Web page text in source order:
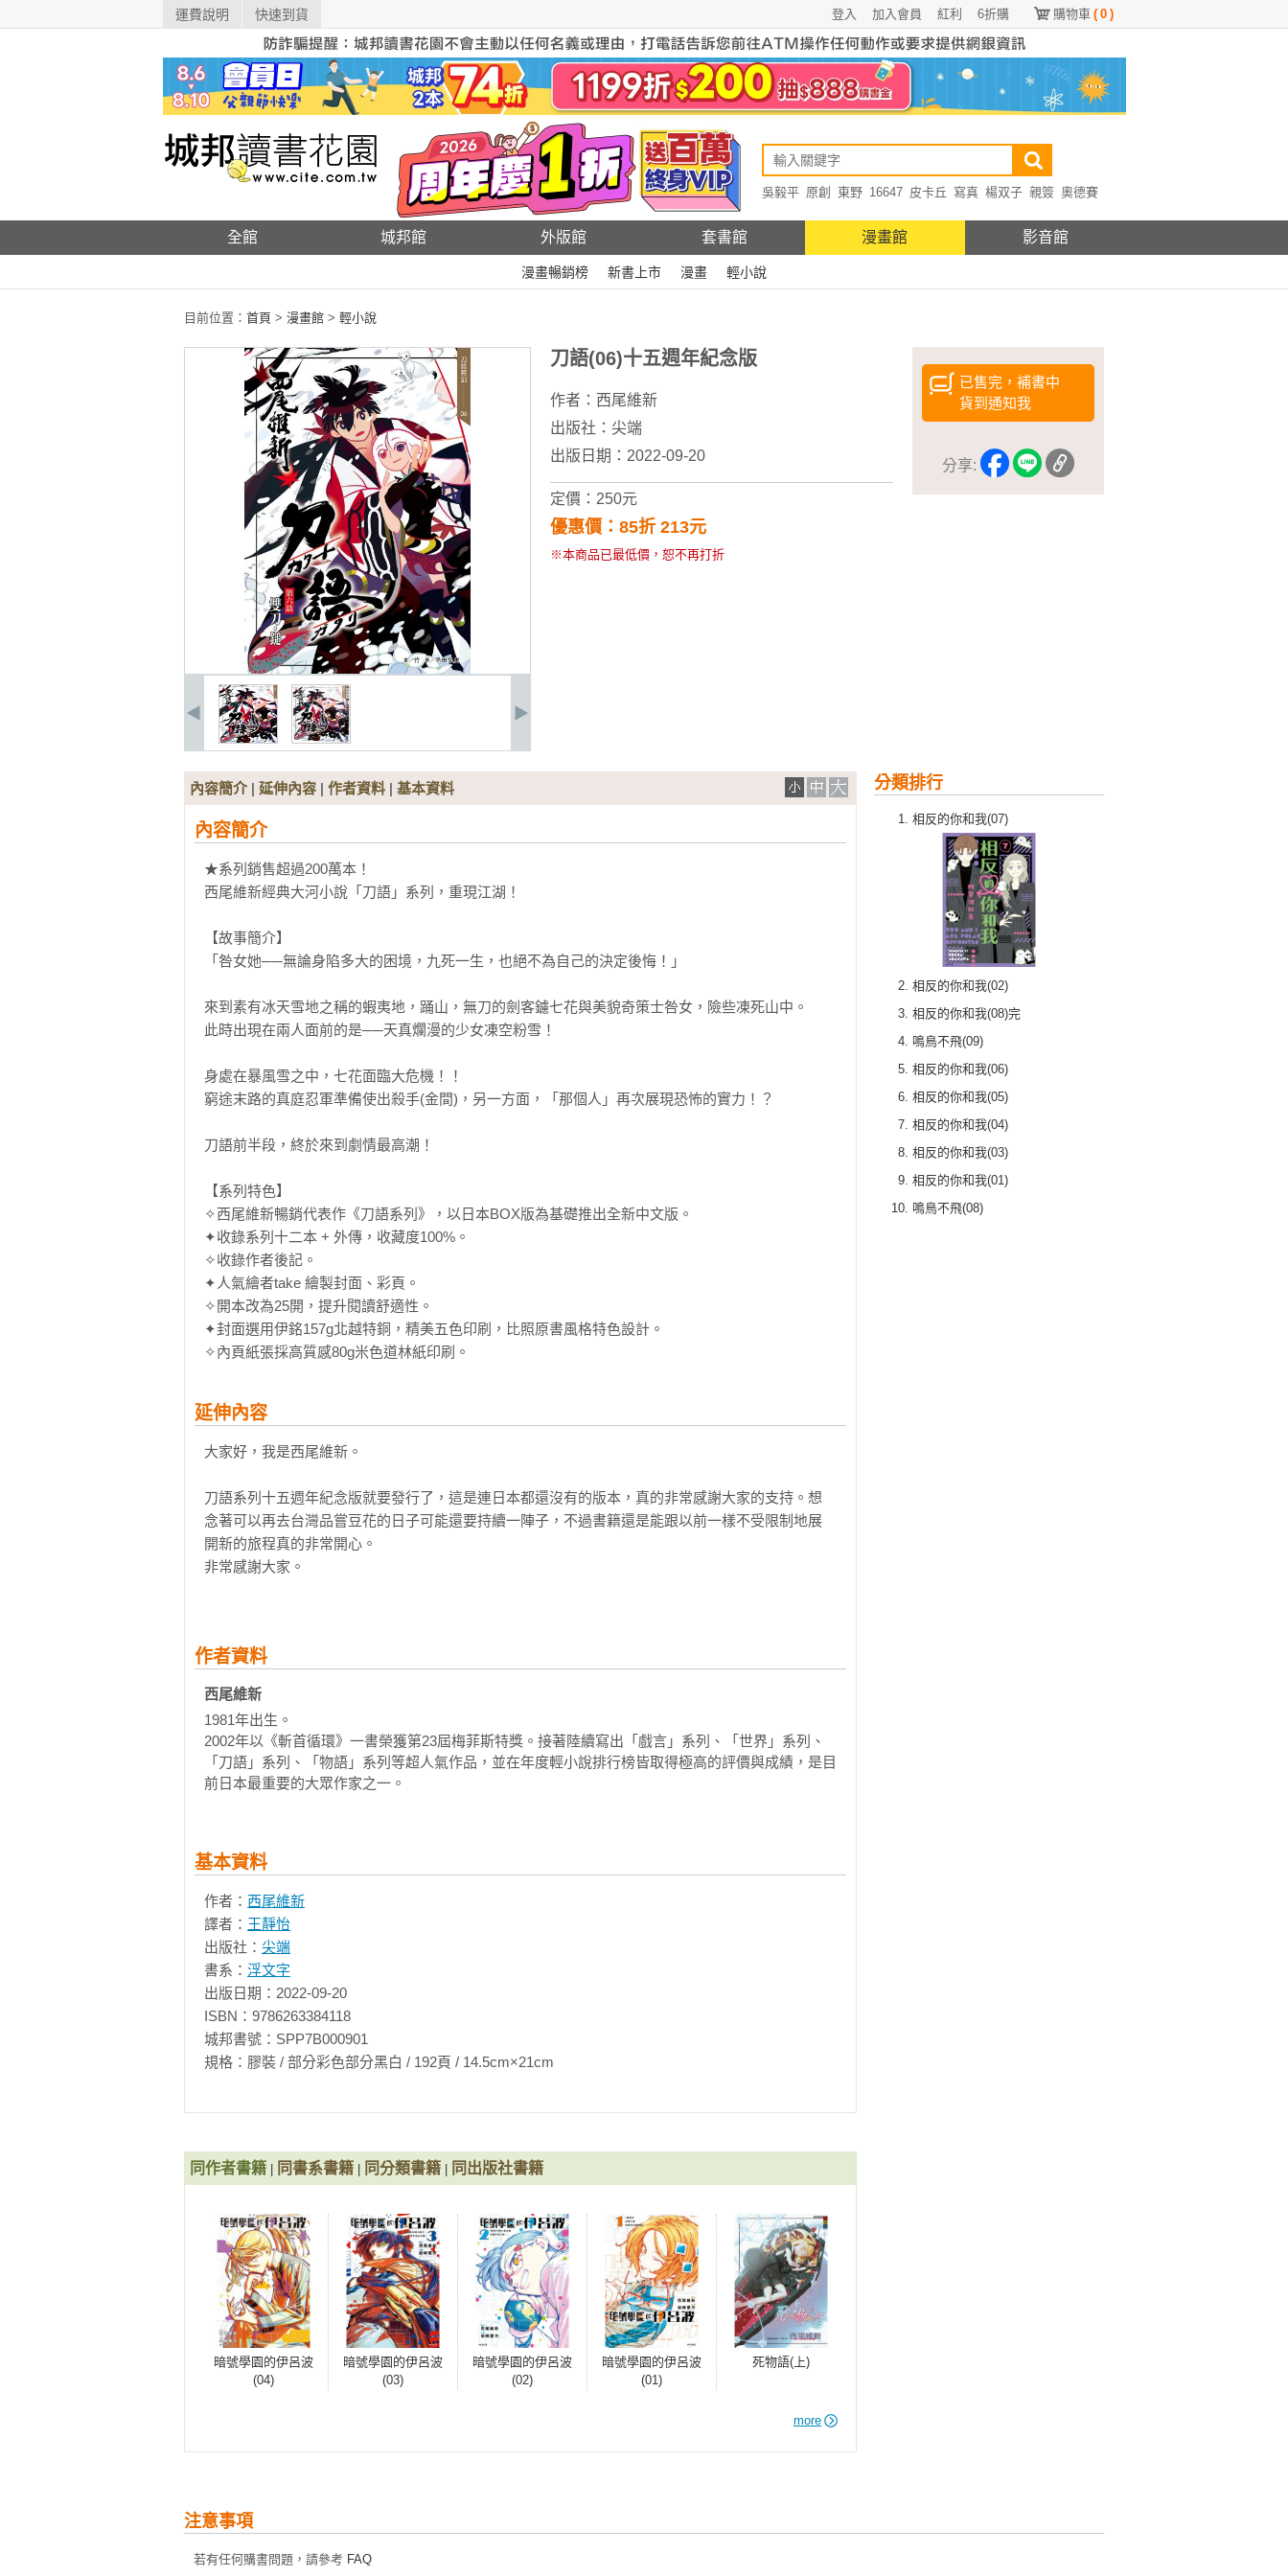
運費說明 快速到貨 購物車 ( 0 )
6折購
紅利
加入會員
登入
吳毅平 原創 東野 16647 皮卡丘 寫真 楊双子 親簽 奧德賽
全館 城邦館 外版館 套書館 漫畫館 影音館
漫畫暢銷榜 新書上市 漫畫 輕小說
目前位置： 首頁 > 漫畫館 > 輕小說
已售完，補書中
貨到通知我
分享:
刀語(06)十五週年紀念版
作者： 西尾維新
出版社： 尖端
出版日期：2022-09-20
定價：250元
優惠價：85折 213元
※本商品已最低價，恕不再打折
分類排行
相反的你和我(07)
相反的你和我(02)
相反的你和我(08)完
鳴鳥不飛(09)
相反的你和我(06)
相反的你和我(05)
相反的你和我(04)
相反的你和我(03)
相反的你和我(01)
鳴鳥不飛(08)
內容簡介| 延伸內容 | 作者資料 | 基本資料
內容簡介
★系列銷售超過200萬本！
西尾維新經典大河小說「刀語」系列，重現江湖！
【故事簡介】
「咎女她──無論身陷多大的困境，九死一生，也絕不為自己的決定後悔！」
來到素有冰天雪地之稱的蝦夷地，踊山，無刀的劍客鑢七花與美貌奇策士咎女，險些凍死山中。
此時出現在兩人面前的是──天真爛漫的少女凍空粉雪！
身處在暴風雪之中，七花面臨大危機！！
窮途末路的真庭忍軍準備使出殺手(金間)，另一方面，「那個人」再次展現恐怖的實力！？
刀語前半段，終於來到劇情最高潮！
【系列特色】
✧西尾維新暢銷代表作《刀語系列》，以日本BOX版為基礎推出全新中文版。
✦收錄系列十二本 + 外傳，收藏度100%。
✧收錄作者後記。
✦人氣繪者take 繪製封面、彩頁。
✧開本改為25開，提升閱讀舒適性。
✦封面選用伊銘157g北越特銅，精美五色印刷，比照原書風格特色設計。
✧內頁紙張採高質感80g米色道林紙印刷。
延伸內容
大家好，我是西尾維新。
刀語系列十五週年紀念版就要發行了，這是連日本都還沒有的版本，真的非常感謝大家的支持。想
念著可以再去台灣品嘗豆花的日子可能還要持續一陣子，不過書籍還是能跟以前一樣不受限制地展
開新的旅程真的非常開心。
非常感謝大家。
作者資料
西尾維新
1981年出生。
2002年以《斬首循環》一書榮獲第23屆梅菲斯特獎。接著陸續寫出「戲言」系列、「世界」系列、
「刀語」系列、「物語」系列等超人氣作品，並在年度輕小說排行榜皆取得極高的評價與成績，是目
前日本最重要的大眾作家之一。
基本資料
作者： 西尾維新
譯者： 王靜怡
出版社： 尖端
書系： 浮文字
出版日期：2022-09-20
ISBN：9786263384118
城邦書號：SPP7B000901
規格：膠裝 / 部分彩色部分黑白 / 192頁 / 14.5cm×21cm
同作者書籍 同書系書籍 同分類書籍 同出版社書籍
暗號學園的伊呂波
(04)
暗號學園的伊呂波
(03)
暗號學園的伊呂波
(02)
暗號學園的伊呂波
(01)
死物語(上)
more
注意事項
若有任何購書問題，請參考 FAQ